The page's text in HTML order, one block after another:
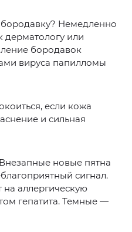
Немедленно
дерматологу или
бородавок
вируса папилломы
если кожа
и сильная
Внезапные новые пятна
сигнал.
аллергическую
гепатита. Темные —